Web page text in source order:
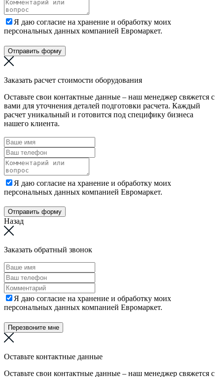
Я даю согласие на хранение и обработку моих
персональных данных компанией Евромаркет.
Отправить форму
Заказать расчет стоимости оборудования
Оставьте свои контактные данные – наш менеджер свяжется с
вами для уточнения деталей подготовки расчета. Каждый
расчет уникальный и готовится под специфику бизнеса
нашего клиента.
Я даю согласие на хранение и обработку моих
персональных данных компанией Евромаркет.
Отправить форму
Назад
Заказать обратный звонок
Я даю согласие на хранение и обработку моих
персональных данных компанией Евромаркет.
Перезвоните мне
Оставьте контактные данные
Оставьте свои контактные данные – наш менеджер свяжется с